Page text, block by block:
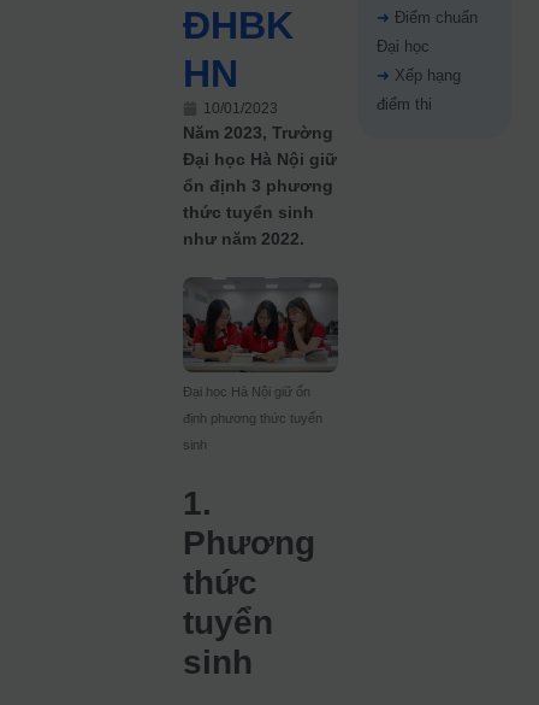
ĐHBK
HN
10/01/2023
Năm 2023, Trường
Đại học Hà Nội giữ
ổn định 3 phương
thức tuyển sinh
như năm 2022.
Đại học Hà Nội giữ ổn
định phương thức tuyển
sinh
1.
Phương
thức
tuyển
sinh
➜ Điểm chuẩn
Đại học
➜ Xếp hạng
điểm thi